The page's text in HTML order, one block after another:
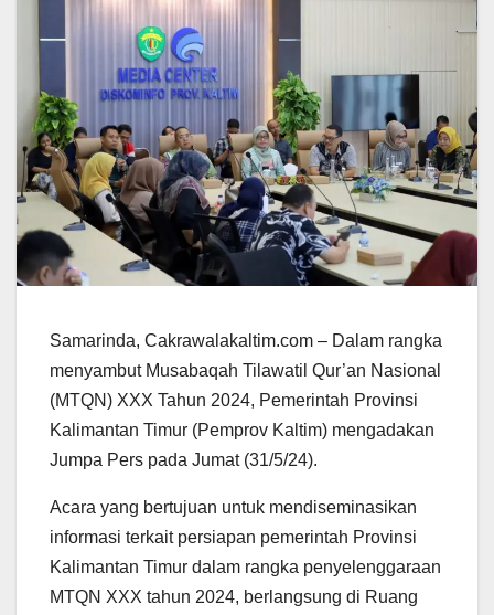
Samarinda, Cakrawalakaltim.com – Dalam rangka
menyambut Musabaqah Tilawatil Qur’an Nasional
(MTQN) XXX Tahun 2024, Pemerintah Provinsi
Kalimantan Timur (Pemprov Kaltim) mengadakan
Jumpa Pers pada Jumat (31/5/24).
Acara yang bertujuan untuk mendiseminasikan
informasi terkait persiapan pemerintah Provinsi
Kalimantan Timur dalam rangka penyelenggaraan
MTQN XXX tahun 2024, berlangsung di Ruang